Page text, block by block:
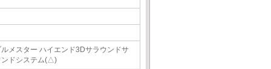
メスター ハイエンド3Dサラウンドサ
ンドシステム(△)